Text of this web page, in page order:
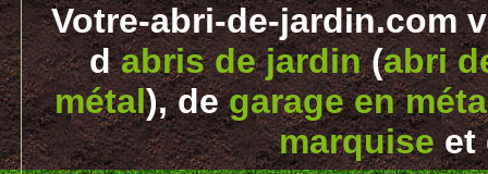
Votre-abri-de-jardin.com
dabris de jardin(abri
métal), degarage en
marquiseet